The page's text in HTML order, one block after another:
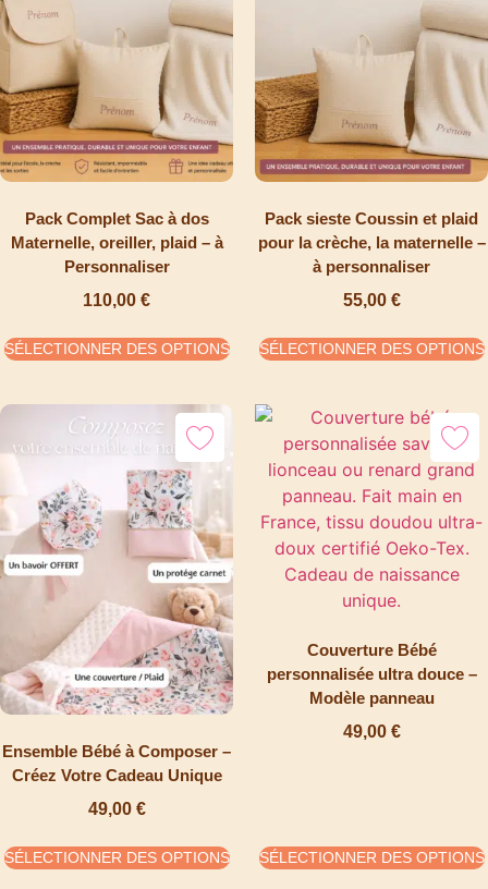
Pack Complet Sac à dos
Maternelle, oreiller, plaid – à
Personnaliser
110,00 €
SÉLECTIONNER DES OPTIONS
Pack sieste Coussin et plaid
pour la crèche, la maternelle –
à personnaliser
55,00 €
SÉLECTIONNER DES OPTIONS
Ensemble Bébé à Composer –
Créez Votre Cadeau Unique
49,00 €
SÉLECTIONNER DES OPTIONS
Couverture Bébé
personnalisée ultra douce –
Modèle panneau
49,00 €
SÉLECTIONNER DES OPTIONS